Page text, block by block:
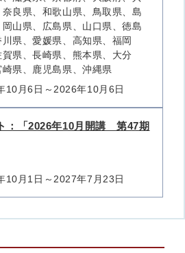
奈良県、和歌山県、鳥取県、島
岡山県、広島県、山口県、徳島
川県、愛媛県、高知県、福岡
賀県、長崎県、熊本県、大分
崎県、鹿児島県、沖縄県
10月6日～2026年10月6日
：「2026年10月開講 第47期
10月1日～2027年7月23日